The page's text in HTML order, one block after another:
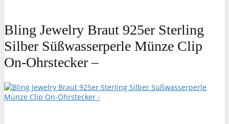
Bling Jewelry Braut 925er Sterling
Silber Süßwasserperle Münze Clip
On-Ohrstecker –